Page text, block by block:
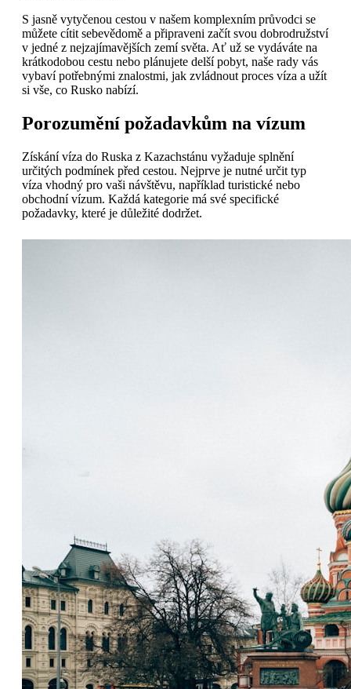
S jasně vytyčenou cestou v našem komplexním průvodci se
můžete cítit sebevědomě a připraveni začít svou dobrodružství
v jedné z nejzajímavějších zemí světa. Ať už se vydáváte na
krátkodobou cestu nebo plánujete delší pobyt, naše rady vás
vybaví potřebnými znalostmi, jak zvládnout proces víza a užít
si vše, co Rusko nabízí.
Porozumění požadavkům na vízum
Získání víza do Ruska z Kazachstánu vyžaduje splnění
určitých podmínek před cestou. Nejprve je nutné určit typ
víza vhodný pro vaši návštěvu, například turistické nebo
obchodní vízum. Každá kategorie má své specifické
požadavky, které je důležité dodržet.